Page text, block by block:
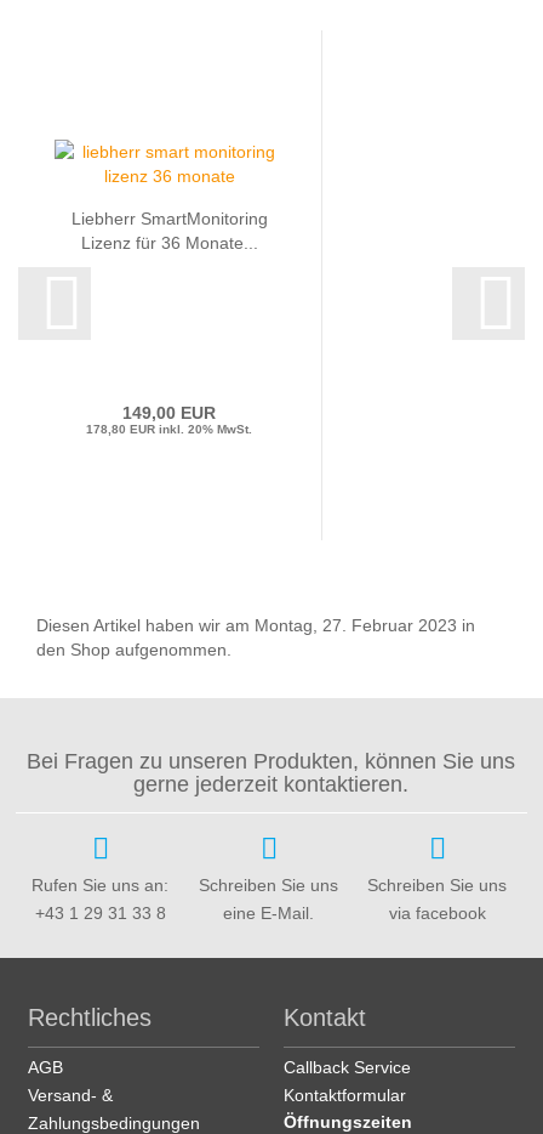
Liebherr SmartMonitoring
Lizenz für 36 Monate...
149,00 EUR
178,80 EUR inkl. 20% MwSt.
Diesen Artikel haben wir am Montag, 27. Februar 2023 in
den Shop aufgenommen.
Bei Fragen zu unseren Produkten, können Sie uns
gerne jederzeit kontaktieren.
Rufen Sie uns an:
+43 1 29 31 33 8
Schreiben Sie uns
eine E-Mail.
Schreiben Sie uns
via facebook
Rechtliches
AGB
Versand- &
Zahlungsbedingungen
Kontakt
Callback Service
Kontaktformular
Öffnungszeiten